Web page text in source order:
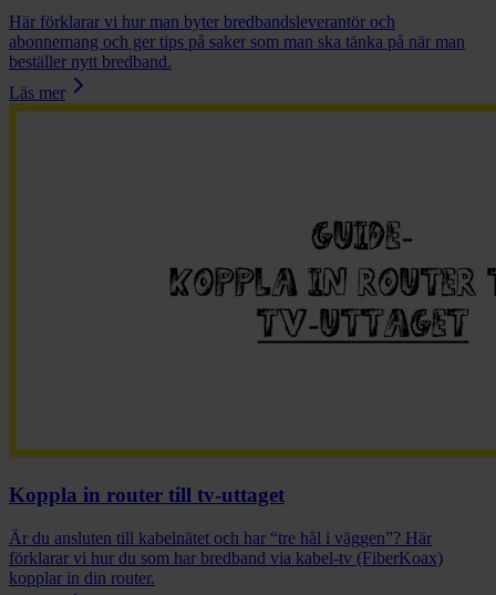
Här förklarar vi hur man byter bredbandsleverantör och
abonnemang och ger tips på saker som man ska tänka på när man
beställer nytt bredband.
Läs mer
Koppla in router till tv-uttaget
Är du ansluten till kabelnätet och har “tre hål i väggen”? Här
förklarar vi hur du som har bredband via kabel-tv (FiberKoax)
kopplar in din router.